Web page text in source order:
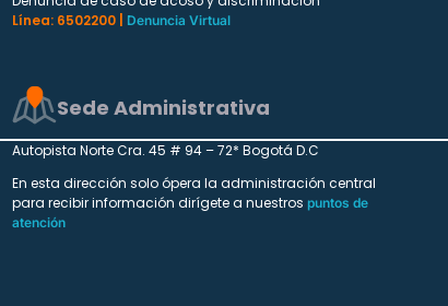
Línea: 6502200 |
Denuncia Virtual
Sede Administrativa
Autopista Norte Cra. 45 # 94 – 72* Bogotá D.C
En esta dirección solo ópera la administración central
para recibir información dirígete a nuestros puntos de
atención